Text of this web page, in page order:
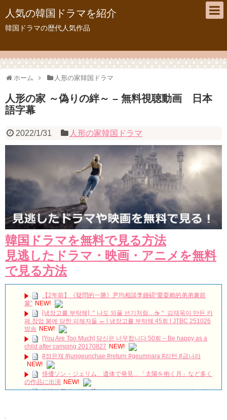
人気の韓国ドラマを紹介
韓国ドラマの歴代人気作品
ホーム 人形の家韓国ドラマ
人形の家 ～偽りの絆～ – 無料視聴動画 日本
語字幕
2022/1/31 人形の家韓国ドラマ
韓国ドラマを無料で見る方法
見逃したドラマ・映画・アニメを無料
で見る方法
【2年前】《疑問的一勝》尹均相談李鍾碩“愛耍賴的弟弟兼前
輩” NEW!
[냉장고를 부탁해] ＂나도 와플 선기처럼…☕＂ 김재욱이 만든 카
페 창업 붐에 당한 피해자들 ㅠ | 냉장고를 부탁해 45회 | JTBC 251026
방송 NEW!
[You Are Too Much] 당신은 너무합니다 50회 – Be happy as a
child after camping 20170827 NEW!
#정은채 #jungeunchae #return #geumnara #리턴 #금나라
NEW!
俳優ソン・ジェリム、遺体で発見…「太陽を抱く月」など多く
の作品に出演 NEW!
放送終了「一緒に暮らしますか」チャン・ミヒ＆ユ・ドング